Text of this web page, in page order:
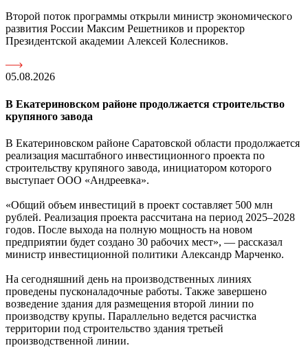
Второй поток программы открыли министр экономического
развития России Максим Решетников и проректор
Президентской академии Алексей Колесников.
05.08.2026
В Екатериновском районе продолжается строительство
крупяного завода
В Екатериновском районе Саратовской области продолжается
реализация масштабного инвестиционного проекта по
строительству крупяного завода, инициатором которого
выступает ООО «Андреевка».
«Общий объем инвестиций в проект составляет 500 млн
рублей. Реализация проекта рассчитана на период 2025–2028
годов. После выхода на полную мощность на новом
предприятии будет создано 30 рабочих мест», — рассказал
министр инвестиционной политики Александр Марченко.
На сегодняшний день на производственных линиях
проведены пусконаладочные работы. Также завершено
возведение здания для размещения второй линии по
производству крупы. Параллельно ведется расчистка
территории под строительство здания третьей
производственной линии.